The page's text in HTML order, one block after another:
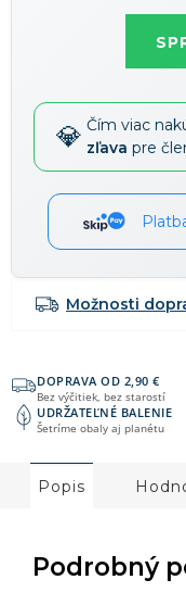
Čím viac
zľava pre
Možnosti
DOPRAVA OD 2,90 €
Bez výčitiek, bez starostí
UDRŽATEĽNÉ BALENIE
Šetríme obaly aj planétu
Popis
Podrobný